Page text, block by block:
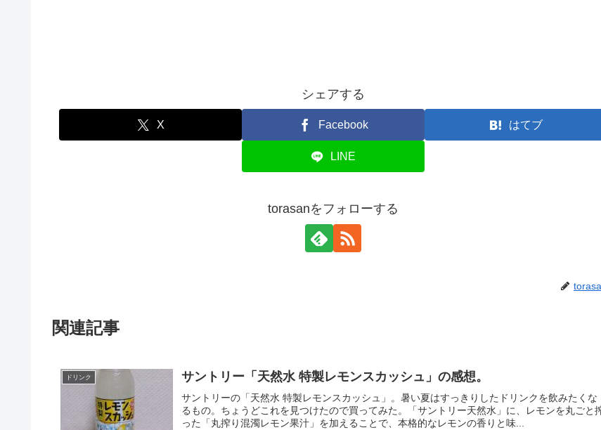
シェアする
X Facebook はてブ
LINE
torasanをフォローする
関連記事
ドリンク サントリー「天然水 特製レモンスカッシュ」の感想。
サントリーの「天然水 特製レモンスカッシュ」。暑い夏はすっきりしたドリンクを飲みたくな
るもの。ちょうどこれを見つけたので買ってみた。「サントリー天然水」に、レモンを丸ごと
った「丸搾り混濁レモン果汁」を加えることで、本格的なレモンの香りと味...